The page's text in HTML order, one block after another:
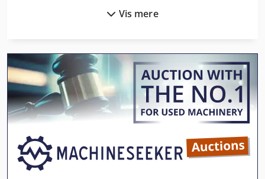
Gkt 60
Gx 11 Ff
Håndtering Af
Idx 23
International 2674
Vis mere